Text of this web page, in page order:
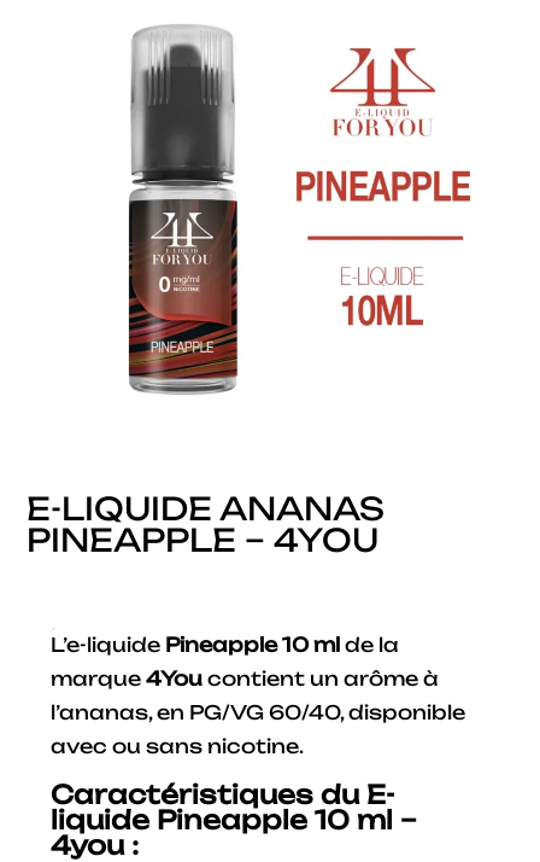
E-LIQUIDE ANANAS
PINEAPPLE – 4YOU
L’e-liquide Pineapple 10 ml de la
marque4You contient un arôme à
l’ananas, en PG/VG 60/40, disponible
avec ou sans nicotine.
Caractéristiques du E-
liquide Pineapple 10 ml –
4you :